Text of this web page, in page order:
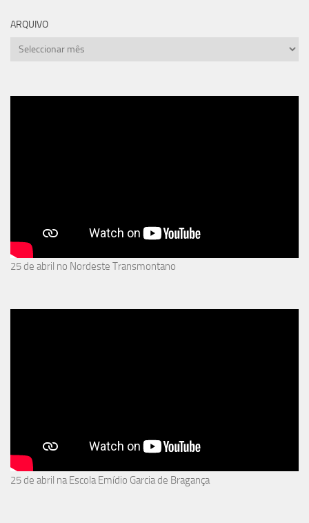
ARQUIVO
arquivo
25 de abril no Nordeste Transmontano
25 de abril na Escola Emídio Garcia de Bragança